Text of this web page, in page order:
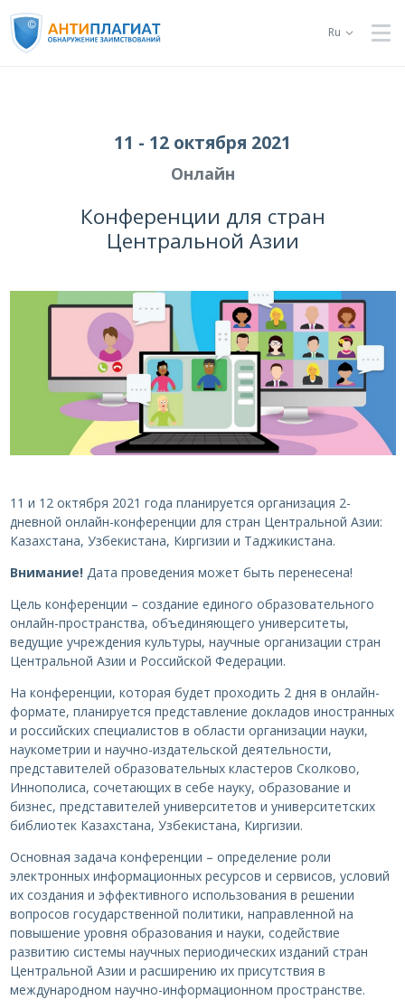
Ru
11 - 12 октября 2021
Онлайн
Конференции для стран
Центральной Азии
11 и 12 октября 2021 года планируется организация 2-
дневной онлайн-конференции для стран Центральной Азии:
Казахстана, Узбекистана, Киргизии и Таджикистана.
Внимание!Дата проведения может быть перенесена!
Цель конференции – создание единого образовательного
онлайн-пространства, объединяющего университеты,
ведущие учреждения культуры, научные организации стран
Центральной Азии и Российской Федерации.
На конференции, которая будет проходить 2 дня в онлайн-
формате, планируется представление докладов иностранных
и российских специалистов в области организации науки,
наукометрии и научно-издательской деятельности,
представителей образовательных кластеров Сколково,
Иннополиса, сочетающих в себе науку, образование и
бизнес, представителей университетов и университетских
библиотек Казахстана, Узбекистана, Киргизии.
Основная задача конференции – определение роли
электронных информационных ресурсов и сервисов, условий
их создания и эффективного использования в решении
вопросов государственной политики, направленной на
повышение уровня образования и науки, содействие
развитию системы научных периодических изданий стран
Центральной Азии и расширению их присутствия в
международном научно-информационном пространстве.